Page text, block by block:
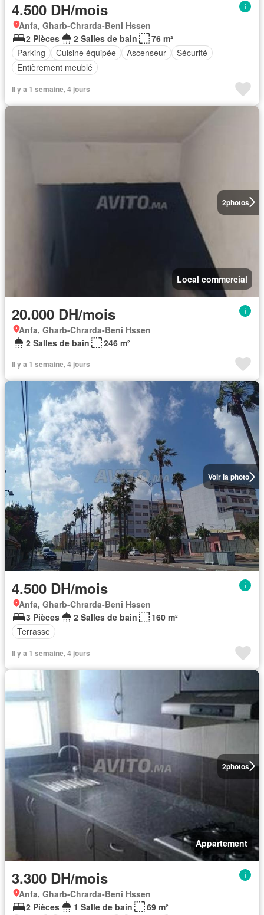
4.500 DH/mois
Anfa, Gharb-Chrarda-Beni Hssen
2 Pièces
2 Salles de bain
76 m²
Parking
Cuisine équipée Ascenseur
Sécurité
Entièrement meublé
Il y a 1 semaine, 4 jours
2photos
Local commercial
20.000 DH/mois
Anfa, Gharb-Chrarda-Beni Hssen
2 Salles de bain
246 m²
Il y a 1 semaine, 4 jours
Voir la photo
4.500 DH/mois
Anfa, Gharb-Chrarda-Beni Hssen
3 Pièces
2 Salles de bain
160 m²
Terrasse
Il y a 1 semaine, 4 jours
2photos
Appartement
3.300 DH/mois
Anfa, Gharb-Chrarda-Beni Hssen
2 Pièces
1 Salle de bain
69 m²